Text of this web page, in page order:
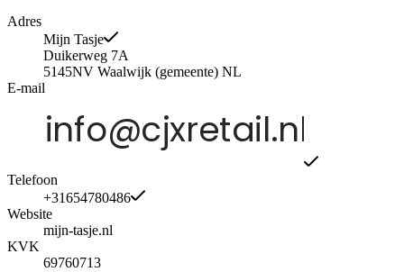
Adres
Mijn Tasje
Duikerweg 7A
5145NV Waalwijk (gemeente) NL
E-mail
Telefoon
+31654780486
Website
mijn-tasje.nl
KVK
69760713